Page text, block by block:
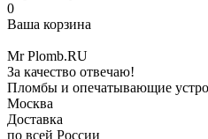
0
Ваша корзина
MrPlomb.RU
За качество отвечаю!
Пломбы и опечатывающие
Москва
Доставка
по всей России